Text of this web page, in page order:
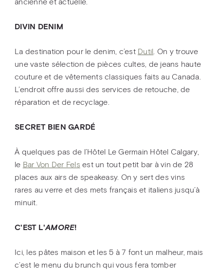
ancienne et actuelle.
DIVIN DENIM
La destination pour le denim, c’est Dutil
. On y trouve
une vaste sélection de pièces cultes, de jeans haute
couture et de vêtements classiques faits au Canada.
L’endroit offre aussi des services de retouche, de
réparation et de recyclage.
SECRET BIEN GARDÉ
À quelques pas de l’Hôtel Le Germain Hôtel Calgary,
le Bar Von Der Fels est un tout petit bar à vin de 28
places aux airs de speakeasy. On y sert des vins
rares au verre et des mets français et italiens jusqu’à
minuit.
C'EST L'AMORE!
Ici, les pâtes maison et les 5 à 7 font un malheur, mais
c’est le menu du brunch qui vous fera tomber